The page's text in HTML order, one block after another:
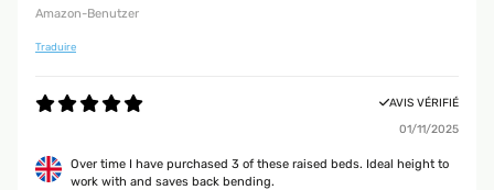
Amazon-Benutzer
Traduire
AVIS VÉRIFIÉ
01/11/2025
Over time I have purchased 3 of these raised beds. Ideal height to
work with and saves back bending.